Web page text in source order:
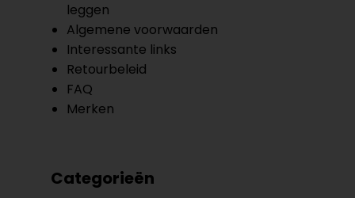
leggen
Algemene voorwaarden
Interessante links
Retourbeleid
FAQ
Merken
Categorieën